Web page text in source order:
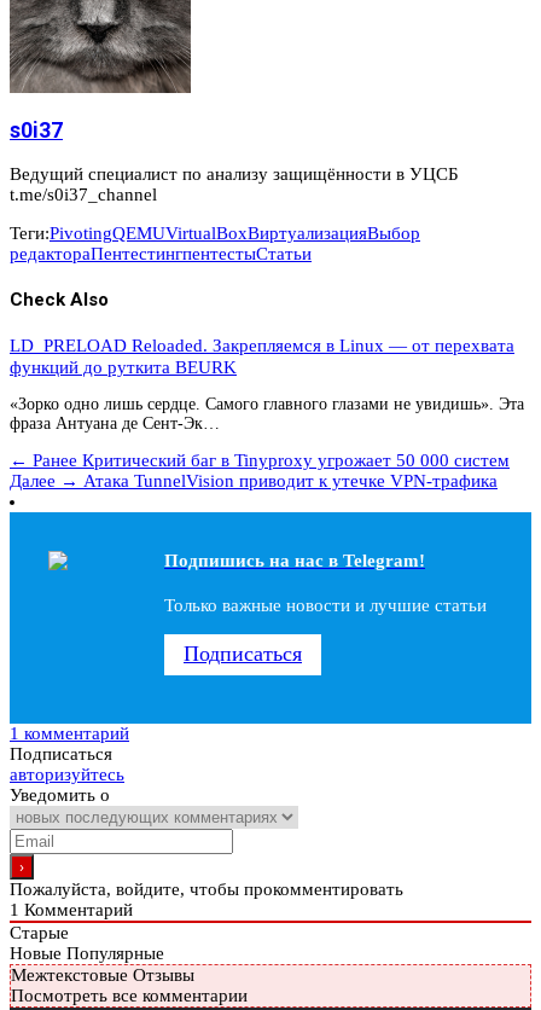
s0i37
Ведущий специалист по анализу защищённости в УЦСБ
t.me/s0i37_channel
Теги:PivotingQEMUVirtualBoxВиртуализацияВыбор
редактораПентестингпентестыСтатьи
Check Also
LD_PRELOAD Reloaded. Закрепляемся в Linux — от перехвата
функций до руткита BEURK
«Зорко одно лишь сердце. Самого главного глазами не увидишь». Эта
фраза Антуана де Сент-Эк…
← Ранее Критический баг в Tinyproxy угрожает 50 000 систем
Далее → Атака TunnelVision приводит к утечке VPN-трафика
Подпишись на наc в Telegram!
Только важные новости и лучшие статьи
Подписаться
1 комментарий
Подписаться
авторизуйтесь
Уведомить о
Пожалуйста, войдите, чтобы прокомментировать
1 Комментарий
Старые
Новые Популярные
Межтекстовые Отзывы
Посмотреть все комментарии